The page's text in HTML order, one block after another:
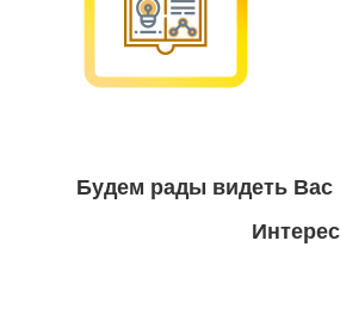
Будем рады видеть